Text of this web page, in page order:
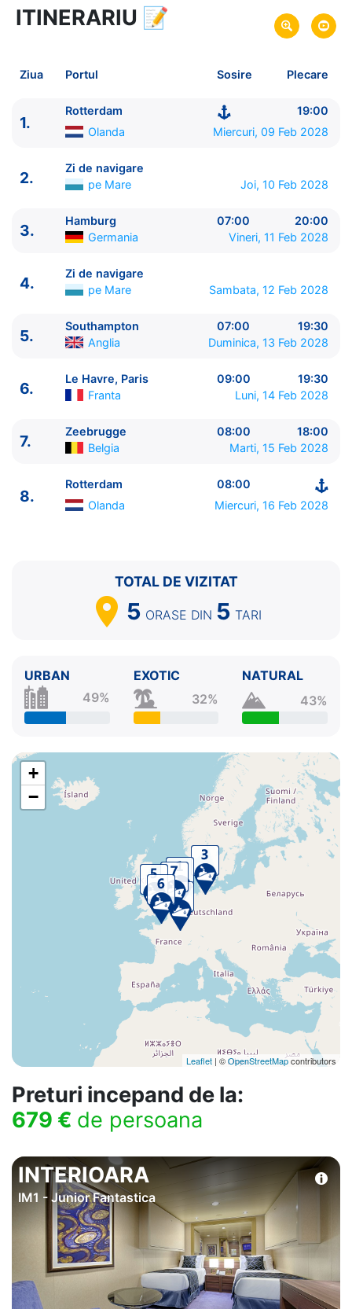
8 zile vacanta de croaziera in
link oferta
Plecare pe 09 Feb 2028 din Rotterdam, Olanda
MSC Cruises
ITINERARIU
Ziua | Portul | Sosire - Plecare
----------------------------------------
1. Rotterdam Olanda
Hamburg Germania
07:00 - 20:00
4.
Zi de navigare
0:00 - 0:00
6.
Le Havre, Paris
09:00 - 19:30
7. Zeebrugge Belgia
08:00 - 18:00
ITINERARIU 📝
Ziua Portul Sosire Plecare
1.
Rotterdam
19:00
Olanda
Miercuri, 09 Feb 2028
2.
Zi de navigare
pe Mare
Joi, 10 Feb 2028
3.
Hamburg 07:00
20:00
Germania
Vineri, 11 Feb 2028
4.
Zi de navigare
pe Mare
Sambata, 12 Feb 2028
5.
Southampton 07:00
19:30
Anglia
Duminica, 13 Feb 2028
6.
Le Havre, Paris 09:00
19:30
Franta
Luni, 14 Feb 2028
7.
Zeebrugge 08:00
18:00
Belgia
Marti, 15 Feb 2028
8.
Rotterdam
08:00
Olanda
Miercuri, 16 Feb 2028
TOTAL DE VIZITAT
5 ORASE DIN 5 TARI
URBAN
49%
EXOTIC
32%
NATURAL
43%
+
−
Leaflet | ©OpenStreetMapcontributors
Preturi incepand de la:
679 € de persoana
INTERIOARA
IM1 - Junior Fantastica